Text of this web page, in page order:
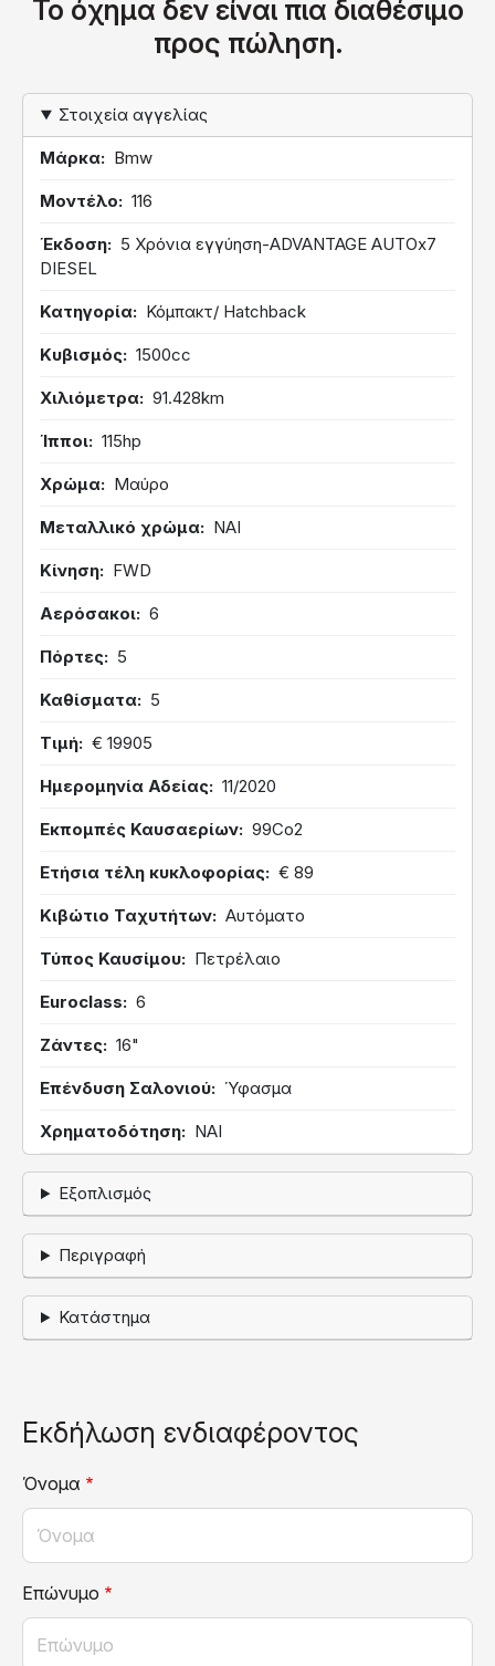
Το όχημα δεν είναι πια διαθέσιμο
προς πώληση.
Στοιχεία αγγελίας
Μάρκα Bmw
Μοντέλο 116
Έκδοση
5 Χρόνια εγγύηση-ADVANTAGE AUTOx7
DIESEL
Κατηγορία Κόμπακτ/ Hatchback
Κυβισμός 1500cc
Χιλιόμετρα 91.428km
Ίπποι 115hp
Χρώμα Μαύρο
Μεταλλικό χρώμα ΝΑΙ
Κίνηση FWD
Αερόσακοι 6
Πόρτες 5
Καθίσματα 5
Τιμή € 19905
Ημερομηνία Αδείας 11/2020
Εκπομπές Καυσαερίων 99Co2
Ετήσια τέλη κυκλοφορίας € 89
Κιβώτιο Ταχυτήτων Αυτόματο
Τύπος Καυσίμου Πετρέλαιο
Euroclass 6
Ζάντες 16"
Επένδυση Σαλονιού Ύφασμα
Χρηματοδότηση ΝΑΙ
Εξοπλισμός
Περιγραφή
Κατάστημα
Εκδήλωση ενδιαφέροντος
Όνομα
Επώνυμο